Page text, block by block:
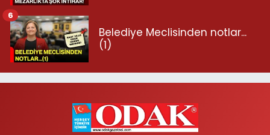
Belediye Meclisinden notlar...
(1)
6